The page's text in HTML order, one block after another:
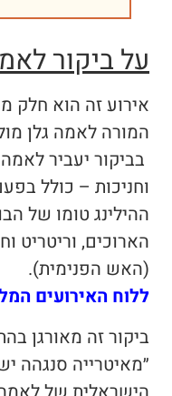
על ביקור
אירוע זה הוא חלק
המורה לאמה גלן מולין
בביקור יעביר
וחניכות – כולל
ההילינג טומו של
הארוכים, וריטריט
(האש הפנימית).
ללוח האירועים
ביקור זה מאורגן
״מאיטרייה סנגהה